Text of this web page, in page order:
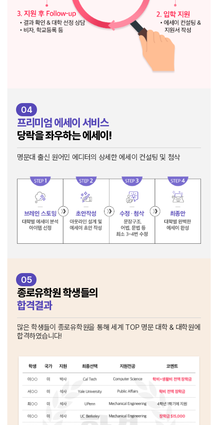
04
프리미엄 에세이 서비스
당락을 좌우하는 에세이!
명문대 출신 원어민 에디터의 상세한 에세이 컨설팅 및 첨삭
05
종로유학원 학생들의
합격결과
많은 학생들이 종로유학원을 통해 세계 TOP 명문 대학 & 대학원에
합격하였습니다!